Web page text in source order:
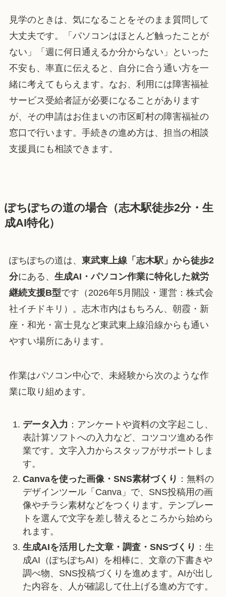
見学のときは、気になることをそのまま質問して
大丈夫です。「パソコンはほとんど触ったことが
ない」「週に何日通えるか分からない」といった
不安も、率直に伝えると、自分に合う通い方を一
緒に考えてもらえます。なお、利用には障害福祉
サービス受給者証が必要になることがあります
が、その申請はお住まいの市区町村の障害福祉の
窓口で行います。手続きの進め方は、担当の相談
支援員にも相談できます。
ぽちぽちの道の場合（志木駅徒歩2分・生
成AI特化）
ぽちぽちの道は、 東武東上線「志木駅」から徒歩2
分にある、 生成AI・パソコン作業に特化した就労
継続支援B型です（2026年5月開設・運営：株式会
社イチドキリ）。志木市内はもちろん、朝霞・新
座・和光・富士見など東武東上線沿線からも通い
やすい場所にあります。
作業はパソコン中心で、未経験から次のような作
業に取り組めます。
データ入力 ：アンケートや資料の文字起こし、
表計算ソフトへの入力など、コツコツ進める作
業です。文字入力からスタッフがサポートしま
す。
Canvaを使った画像・SNS素材づくり ：無料の
デザインツール「Canva」で、SNS投稿用の画
像やチラシ素材などをつくります。テンプレー
トを選んで文字を差し替えるところから始めら
れます。
生成AIを活用した文章・調査・SNSづくり ：生
成AI（ぽちぽちAI）を相棒に、文章の下書きや
調べ物、SNS投稿づくりを進めます。AIが出し
た内容を、人が確認して仕上げる進め方です。